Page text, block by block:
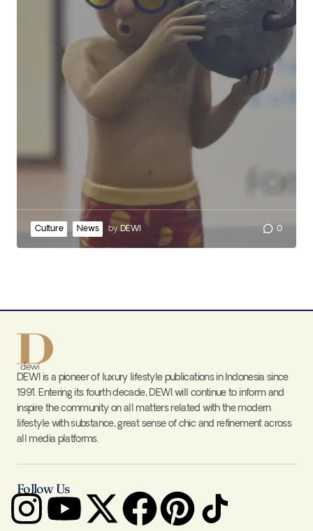
Culture News by DEWI 0
DEWI is a pioneer of luxury lifestyle publications in Indonesia since
1991. Entering its fourth decade, DEWI will continue to inform and
inspire the community on all matters related with the modern
lifestyle with substance, great sense of chic and refinement across
all media platforms.
Follow Us